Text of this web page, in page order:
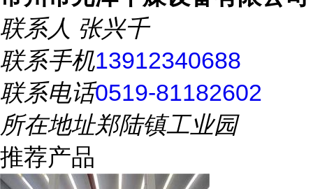
联系人 张兴千
联系手机13912340688
联系电话0519-81182602
所在地址郑陆镇工业园
推荐产品